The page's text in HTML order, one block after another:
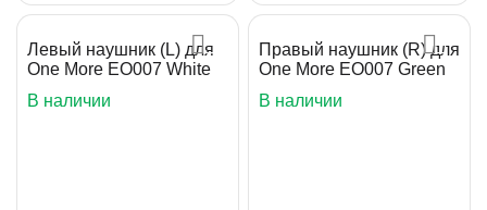
Левый наушник (L) для
One More EO007 White
В наличии
Правый наушник (R) для
One More EO007 Green
В наличии